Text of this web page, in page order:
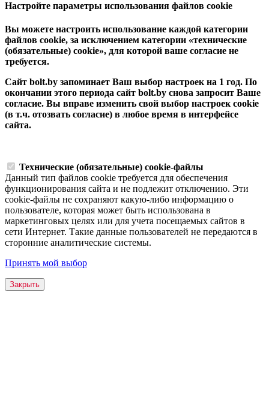
Настройте параметры использования файлов cookie
Вы можете настроить использование каждой категории
файлов cookie, за исключением категории «технические
(обязательные) cookie», для которой ваше согласие не
требуется.
Сайт bolt.by запоминает Ваш выбор настроек на 1 год. По
окончании этого периода сайт bolt.by снова запросит Ваше
согласие. Вы вправе изменить свой выбор настроек cookie
(в т.ч. отозвать согласие) в любое время в интерфейсе
сайта.
Технические (обязательные) cookie-файлы
Данный тип файлов cookie требуется для обеспечения
функционирования сайта и не подлежит отключению. Эти
сookie-файлы не сохраняют какую-либо информацию о
пользователе, которая может быть использована в
маркетинговых целях или для учета посещаемых сайтов в
сети Интернет. Такие данные пользователей не передаются в
сторонние аналитические системы.
Принять мой выбор
Закрыть